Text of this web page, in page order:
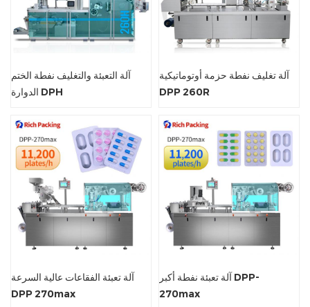
آلة التعبئة والتغليف نفطة الختم
الدوارة DPH
آلة تغليف نفطة حزمة أوتوماتيكية
DPP 260R
آلة تعبئة الفقاعات عالية السرعة
DPP 270max
آلة تعبئة نفطة أكبر DPP-
270max